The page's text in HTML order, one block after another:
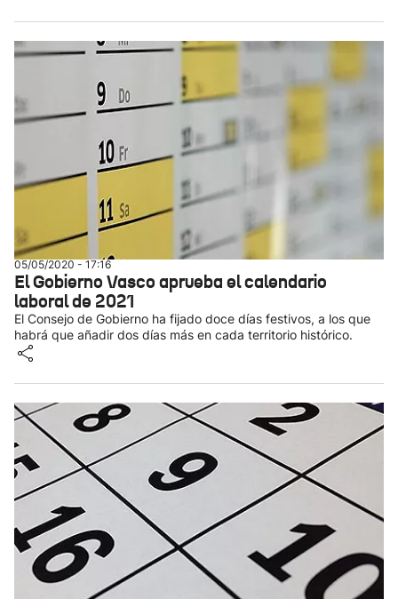
05/05/2020 - 17:16
El Gobierno Vasco aprueba el calendario
laboral de 2021
El Consejo de Gobierno ha fijado doce días festivos, a los que
habrá que añadir dos días más en cada territorio histórico.